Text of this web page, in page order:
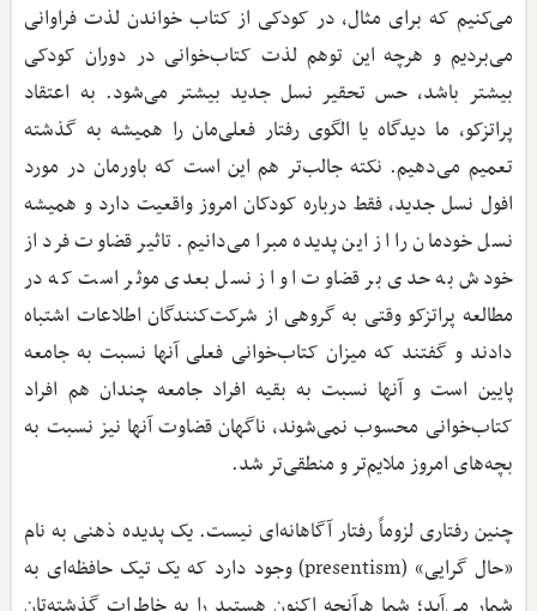
می‌کنیم که برای مثال، در کودکی از کتاب خواندن لذت فراوانی
می‌بردیم و هرچه این توهم لذت کتاب‌خوانی در دوران کودکی
بیشتر باشد، حس تحقیر نسل جدید بیشتر می‌شود. به اعتقاد
پراتزکو، ما دیدگاه یا الگوی رفتار فعلی‌مان را همیشه به گذشته
تعمیم می‌دهیم. نکته جالب‌تر هم این است که باورمان در مورد
افول نسل جدید، فقط درباره کودکان امروز واقعیت دارد و همیشه
نسل خودمان را از این پدیده مبرا می‌دانیم. تاثیر قضاوت فرد از
خودش به حدی بر قضاوت او از نسل بعدی موثر است که در
مطالعه پراتزکو وقتی به گروهی از شرکت‌کنندگان اطلاعات اشتباه
دادند و گفتند که میزان کتاب‌خوانی فعلی آنها نسبت به جامعه
پایین است و آنها نسبت به بقیه افراد جامعه چندان هم افراد
کتاب‌خوانی محسوب نمی‌شوند، ناگهان قضاوت آنها نیز نسبت به
بچه‌های امروز ملایم‌تر و منطقی‌تر شد.
چنین رفتاری لزوماً رفتار آگاهانه‌ای نیست. یک پدیده ذهنی به نام
«حال گرایی» (presentism) وجود دارد که یک تیک حافظه‌ای به